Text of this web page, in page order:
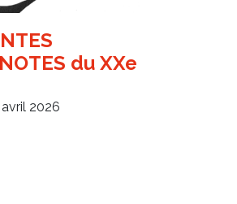
du XXe
2026